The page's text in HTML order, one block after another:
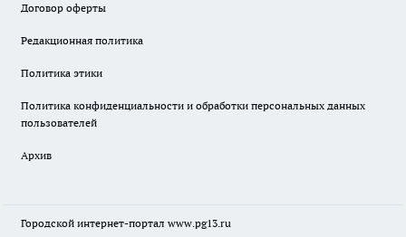
Договор оферты
Редакционная политика
Политика этики
Политика конфиденциальности и обработки персональных данных
пользователей
Архив
Городской интернет-портал www.pg13.ru